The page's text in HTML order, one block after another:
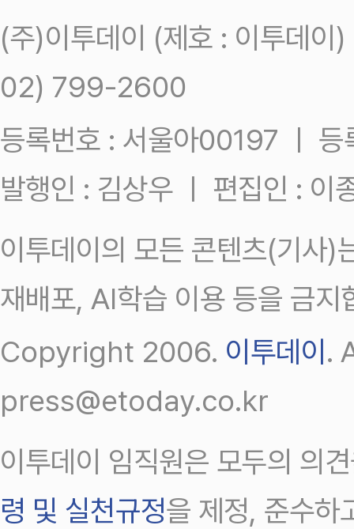
(주)이투데이 (제호 : 이투데
02) 799-2600
등록번호 : 서울아00197 ㅣ
발행인 : 김상우 ㅣ 편집인 : 이
이투데이의 모든 콘텐츠(기사)
재배포, AI학습 이용 등을 금지
Copyright 2006. 이투데이.
press@etoday.co.kr
이투데이 임직원은 모두의 의
령 및 실천규정을 제정, 준수하